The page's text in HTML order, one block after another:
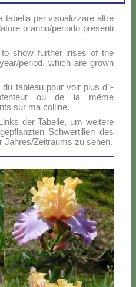
ta­bel­la per vi­sua­liz­za­re al­tre
o anno/periodo pre­sen­ti
show fur­ther iri­ses of the
period, which are gro­wn
ta­bleau pour voir plus d’i­
ou de la mê­me
sur ma col­li­ne.
der Ta­bel­le, um wei­te­re
Sch­wer­ti­lien des
Jahres/Zeitraums zu se­hen.